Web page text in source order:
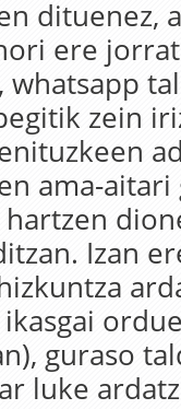
dituenez,
ere
whatsapp
zein
ama-aitari
Izan
guraso
luke